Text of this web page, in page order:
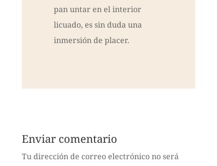
pan untar en el interior
licuado, es sin duda una
inmersión de placer.
Enviar comentario
Tu dirección de correo electrónico no será